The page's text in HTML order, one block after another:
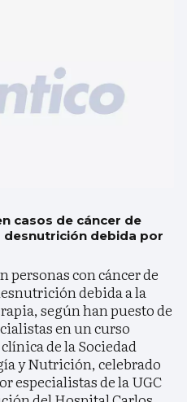
casos de cáncer de
desnutrición debida por
con cáncer de
debida a la
según han puesto de
en un curso
de la Sociedad
y Nutrición, celebrado
especialistas de la UGC